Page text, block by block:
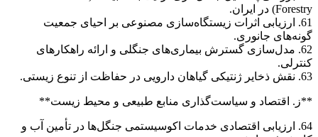
Forestry) در ایران.
61. ارزیابی اثرات زیستگاه‌سازی مصنوعی بر احیای جمعیت
گونه‌های جانوری.
62. مدل‌سازی گسترش بیماری‌های جنگلی و ارائه راهکارهای
کنترلی.
63. نقش ذخایر ژنتیکی گیاهان دارویی در حفاظت از تنوع زیستی.
**ز. اقتصاد و سیاست‌گذاری منابع طبیعی و محیط زیست**
64. ارزیابی اقتصادی خدمات اکوسیستمی جنگل‌ها در تأمین آب و